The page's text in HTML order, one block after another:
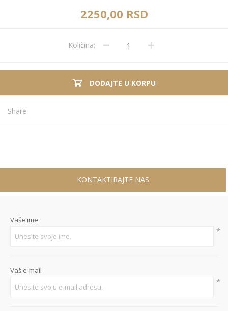
2250,00 RSD
Količina:
DODAJTE U KORPU
Share
KONTAKTIRAJTE NAS
Vaše ime
*
Vaš e-mail
*